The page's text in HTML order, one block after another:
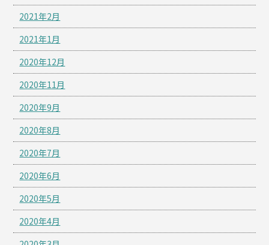
2021年2月
2021年1月
2020年12月
2020年11月
2020年9月
2020年8月
2020年7月
2020年6月
2020年5月
2020年4月